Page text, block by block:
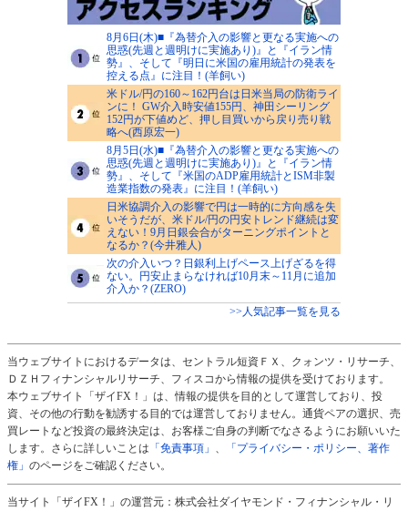
8月6日(木)■『為替介入の影響と更なる実施への
思惑(先週と週明けに実施あり)』と『イラン情
勢』、そして『明日に米国の雇用統計の発表を
控える点』に注目！(羊飼い)
米ドル/円の160～162円台は日米当局の防衛ライ
ンに！ GW介入時安値155円、神田シーリング
152円が下値めど、押し目買いから戻り売り戦
略へ(西原宏一)
8月5日(水)■『為替介入の影響と更なる実施への
思惑(先週と週明けに実施あり)』と『イラン情
勢』、そして『米国のADP雇用統計とISM非製
造業指数の発表』に注目！(羊飼い)
日米協調介入の影響で円は一時的に方向感を失
いそうだが、米ドル/円の円安トレンド継続は変
えない！9月日銀会合がターニングポイントと
なるか？(今井雅人)
次の介入いつ？日銀利上げペース上げざるを得
ない。円安止まらなければ10月末～11月に追加
介入か？(ZERO)
>>人気記事一覧を見る
当ウェブサイトにおけるデータは、セントラル短資ＦＸ、クォンツ・リサーチ、
ＤＺＨフィナンシャルリサーチ、フィスコから情報の提供を受けております。
本ウェブサイト「ザイFX！」は、情報の提供を目的として運営しており、投
資、その他の行動を勧誘する目的では運営しておりません。通貨ペアの選択、売
買レートなど投資の最終決定は、お客様ご自身の判断でなさるようにお願いいた
します。さらに詳しいことは 「免責事項」 、
「プライバシー・ポリシー、著作
権」 のページをご確認ください。
当サイト「ザイFX！」の運営元：株式会社ダイヤモンド・フィナンシャル・リ